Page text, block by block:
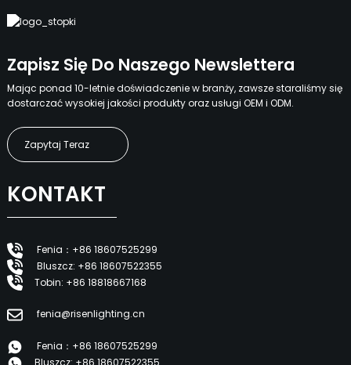
Zapisz Się Do Naszego Newslettera
Mając ponad 10-letnie doświadczenie w branży, zawsze staraliśmy się
dostarczać wysokiej jakości produkty oraz usługi OEM i ODM.
Zapytaj Teraz
KONTAKT
Fenia：+86 18607525299
Bluszcz: +86 18607522355
Tobin: +86 18818667168
fenia@risenlighting.cn
Fenia：+86 18607525299
Bluszcz: +86 18607522355